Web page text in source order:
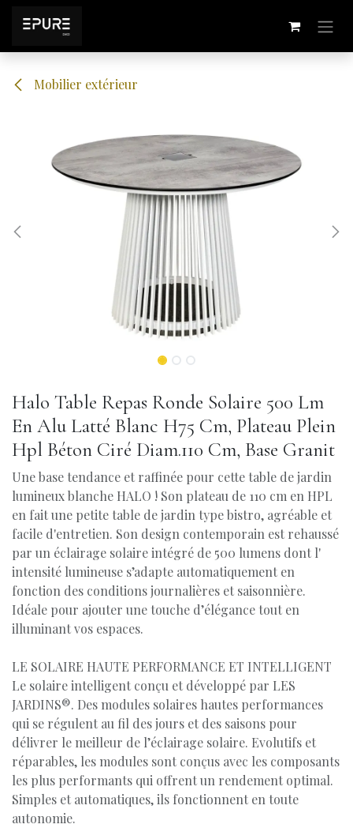
Mobilier extérieur
Halo Table Repas Ronde Solaire 500 Lm
En Alu Latté Blanc H75 Cm, Plateau Plein
Hpl Béton Ciré Diam.110 Cm, Base Granit
Une base tendance et raffinée pour cette table de jardin
lumineux blanche HALO ! Son plateau de 110 cm en HPL
en fait une petite table de jardin type bistro, agréable et
facile d'entretien. Son design contemporain est rehaussé
par un éclairage solaire intégré de 500 lumens dont l'
intensité lumineuse s’adapte automatiquement en
fonction des conditions journalières et saisonnière.
Idéale pour ajouter une touche d’élégance tout en
illuminant vos espaces.
LE SOLAIRE HAUTE PERFORMANCE ET INTELLIGENT
Le solaire intelligent conçu et développé par LES
JARDINS®. Des modules solaires hautes performances
qui se régulent au fil des jours et des saisons pour
délivrer le meilleur de l’éclairage solaire. Evolutifs et
réparables, les modules sont conçus avec les composants
les plus performants qui offrent un rendement optimal.
Simples et automatiques, ils fonctionnent en toute
autonomie.